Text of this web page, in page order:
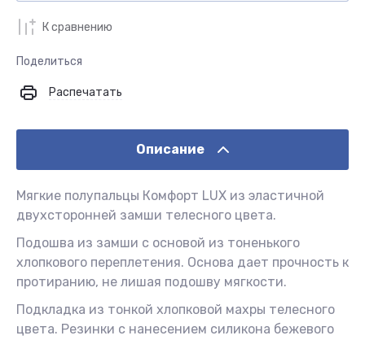
К сравнению
Поделиться
Распечатать
Описание
Мягкие полупальцы Комфорт LUX из эластичной
двухсторонней замши телесного цвета.
Подошва из замши с основой из тоненького
хлопкового переплетения. Основа дает прочность к
протиранию, не лишая подошву мягкости.
Подкладка из тонкой хлопковой махры телесного
цвета. Резинки с нанесением силикона бежевого